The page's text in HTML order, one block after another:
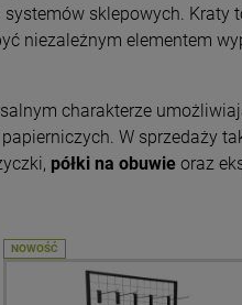
sklepowych.
niezależnym elementem
charakterze
W sprzedaży
półki na obuwie oraz
NOWOŚĆ